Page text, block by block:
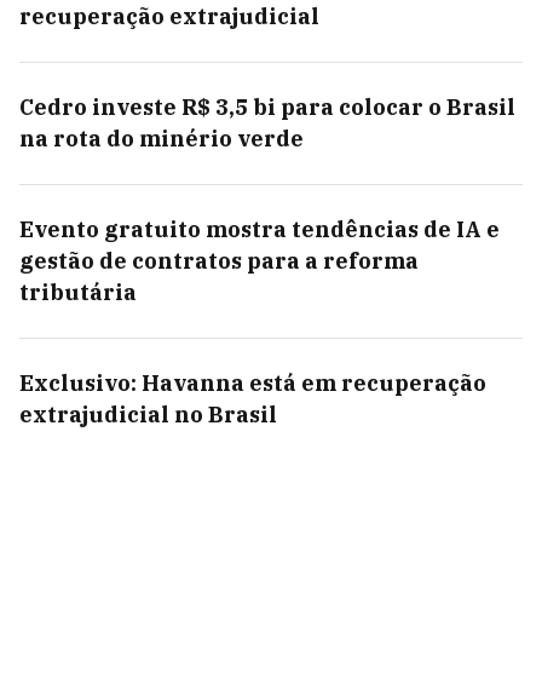
recuperação extrajudicial
Cedro investe R$ 3,5 bi para colocar o Brasil
na rota do minério verde
Evento gratuito mostra tendências de IA e
gestão de contratos para a reforma
tributária
Exclusivo: Havanna está em recuperação
extrajudicial no Brasil